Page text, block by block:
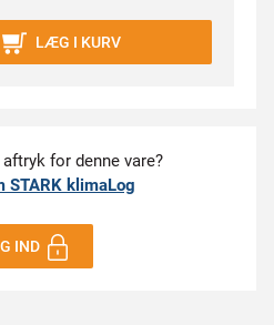
LÆG I KURV
aftryk for denne vare?
STARK klimaLog
IND